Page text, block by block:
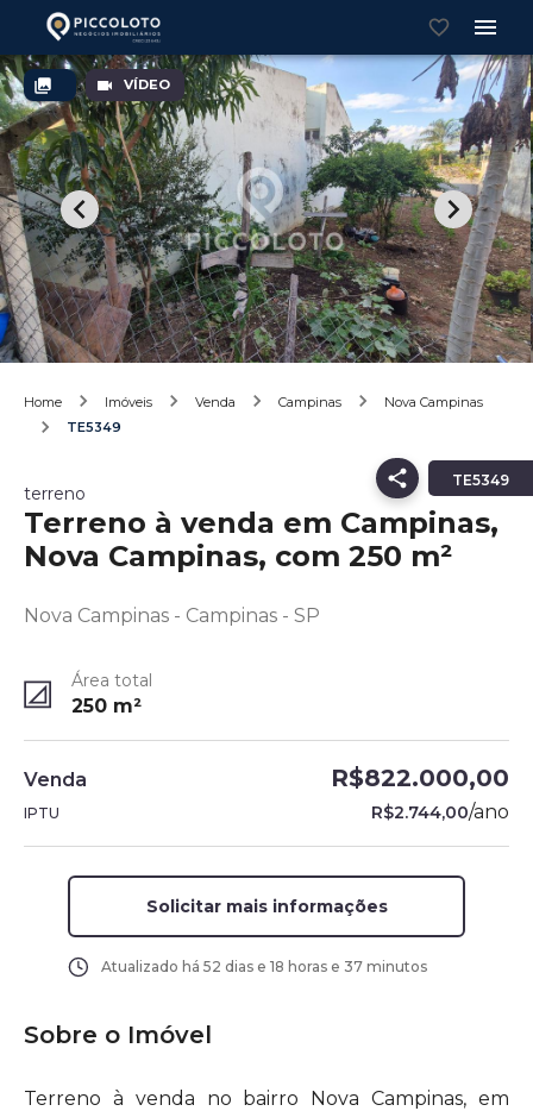
VÍDEO
Home Imóveis Venda Campinas
Nova Campinas
TE5349
TE5349
terreno
Terreno à venda em Campinas,
Nova Campinas, com 250 m²
Nova Campinas - Campinas - SP
Área total
250 m²
Venda R$822.000,00
IPTU R$2.744,00/ano
Solicitar mais informações
Atualizado há 52 dias e 18 horas e 37 minutos
Sobre o Imóvel
Terreno à venda no bairro Nova Campinas, em